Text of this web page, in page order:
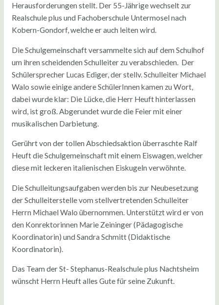
Herausforderungen stellt. Der 55-Jährige wechselt zur
Realschule plus und Fachoberschule Untermosel nach
Kobern-Gondorf, welche er auch leiten wird.
Die Schulgemeinschaft versammelte sich auf dem Schulhof
um ihren scheidenden Schulleiter zu verabschieden. Der
Schülersprecher Lucas Ediger, der stellv. Schulleiter Michael
Walo sowie einige andere SchülerInnen kamen zu Wort,
dabei wurde klar: Die Lücke, die Herr Heuft hinterlassen
wird, ist groß. Abgerundet wurde die Feier mit einer
musikalischen Darbietung.
Gerührt von der tollen Abschiedsaktion überraschte Ralf
Heuft die Schulgemeinschaft mit einem Eiswagen, welcher
diese mit leckeren italienischen Eiskugeln verwöhnte.
Die Schulleitungsaufgaben werden bis zur Neubesetzung
der Schulleiterstelle vom stellvertretenden Schulleiter
Herrn Michael Walo übernommen. Unterstützt wird er von
den Konrektorinnen Marie Zeininger (Pädagogische
Koordinatorin) und Sandra Schmitt (Didaktische
Koordinatorin).
Das Team der St- Stephanus-Realschule plus Nachtsheim
wünscht Herrn Heuft alles Gute für seine Zukunft.